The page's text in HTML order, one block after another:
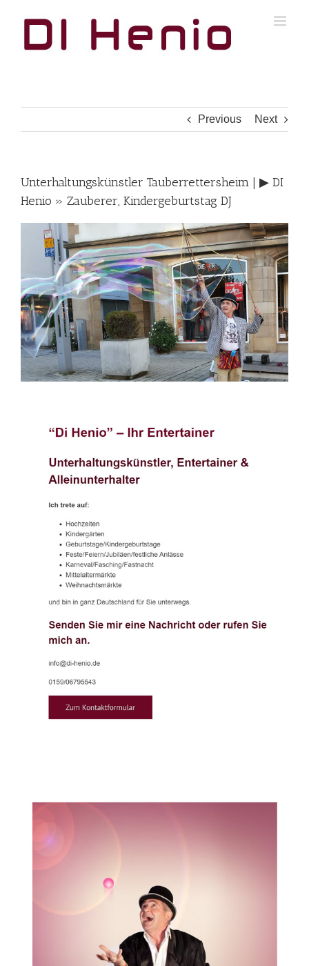
Previous Next
Unterhaltungskünstler Tauberrettersheim | ▶︎ DI
Henio » Zauberer, Kindergeburtstag DJ